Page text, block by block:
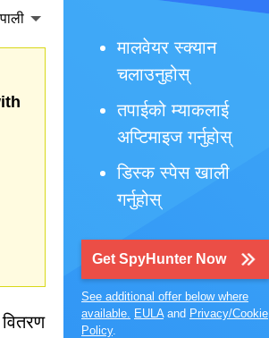
मालवेयर स्क्यान
चलाउनुहोस्
तपाईको म्याकलाई
अप्टिमाइज गर्नुहोस्
डिस्क स्पेस खाली
गर्नुहोस्
Get SpyHunter Now
See additional offer below where
available. EULAand Privacy/Cookie
Policy.